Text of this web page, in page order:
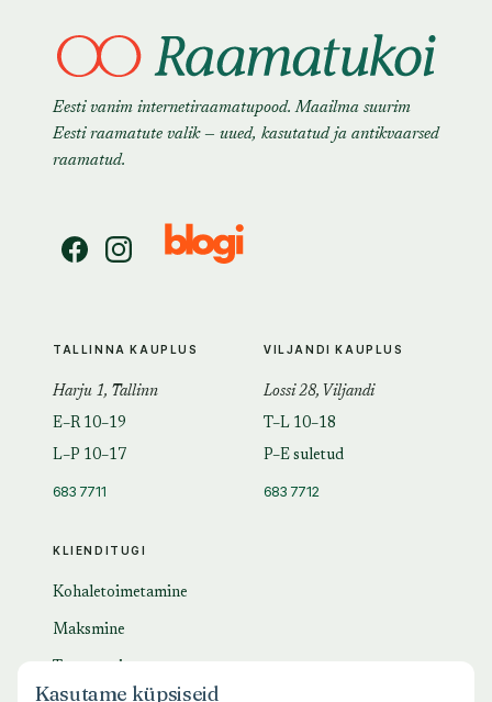
Eesti vanim internetiraamatupood. Maailma suurim
Eesti raamatute valik — uued, kasutatud ja antikvaarsed
raamatud.
KLIENDITUGI
Kohaletoimetamine
Maksmine
TALLINNA KAUPLUS
Harju 1, Tallinn
E–R 10–19
L–P 10–17
683 7711
VILJANDI KAUPLUS
Lossi 28, Viljandi
T–L 10–18
P–E suletud
683 7712
Kasutame küpsiseid